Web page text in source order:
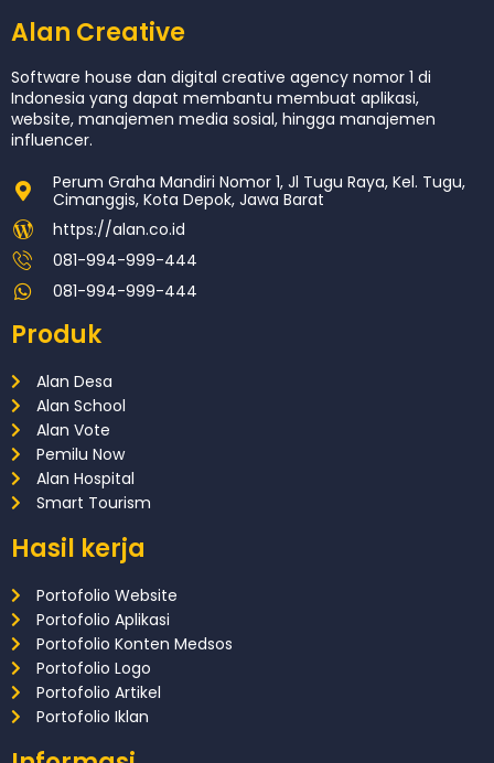
Alan Creative
Software house dan digital creative agency nomor 1 di
Indonesia yang dapat membantu membuat aplikasi,
website, manajemen media sosial, hingga manajemen
influencer.
Perum Graha Mandiri Nomor 1, Jl Tugu Raya, Kel. Tugu,
Cimanggis, Kota Depok, Jawa Barat
https://alan.co.id
081-994-999-444
081-994-999-444
Produk
Alan Desa
Alan School
Alan Vote
Pemilu Now
Alan Hospital
Smart Tourism
Hasil kerja
Portofolio Website
Portofolio Aplikasi
Portofolio Konten Medsos
Portofolio Logo
Portofolio Artikel
Portofolio Iklan